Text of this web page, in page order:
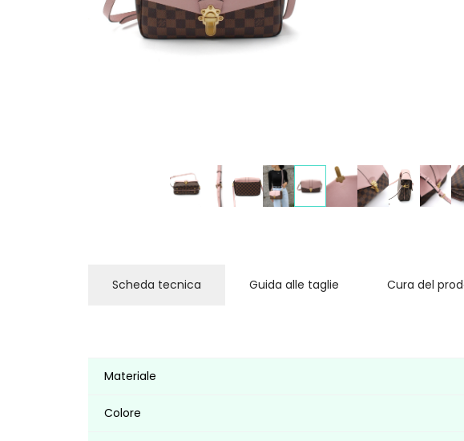
Scheda tecnica Guida alle taglie Cura del
Materiale
Colore